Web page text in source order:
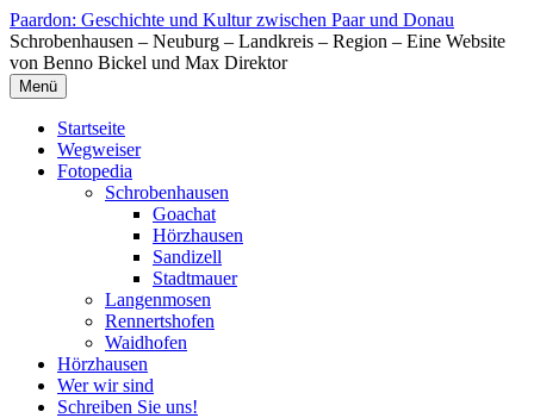
Zum
Inhalt
springen
Paardon: Geschichte und Kultur zwischen Paar und Donau
Schrobenhausen – Neuburg – Landkreis – Region – Eine Website
von Benno Bickel und Max Direktor
Menü
Startseite
Wegweiser
Fotopedia
Schrobenhausen
Goachat
Hörzhausen
Sandizell
Stadtmauer
Langenmosen
Rennertshofen
Waidhofen
Hörzhausen
Wer wir sind
Schreiben Sie uns!